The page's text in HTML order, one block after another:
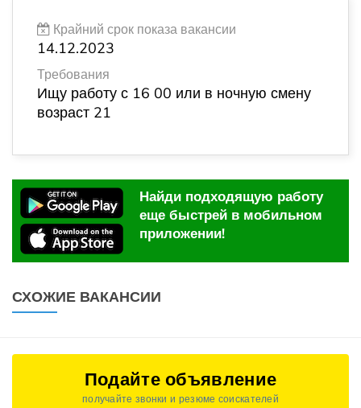
Крайний срок показа вакансии
14.12.2023
Требования
Ищу работу с 16 00 или в ночную смену
возраст 21
Найди подходящую работу
еще быстрей в мобильном
приложении!
СХОЖИЕ ВАКАНСИИ
Подайте объявление
получайте звонки и резюме соискателей